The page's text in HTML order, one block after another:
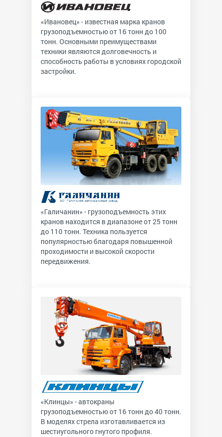
«Ивановец» - известная марка кранов
грузоподъемностью от 16 тонн до 100
тонн. Основными преимуществами
техники являются долговечность и
способность работы в условиях городской
застройки.
«Галичанин» - грузоподъемность этих
кранов находится в диапазоне от 25 тонн
до 110 тонн. Техника пользуется
популярностью благодаря повышенной
проходимости и высокой скорости
передвижения.
«Клинцы» - автокраны
грузоподъемностью от 16 тонн до 40 тонн.
В моделях стрела изготавливается из
шестиугольного гнутого профиля.